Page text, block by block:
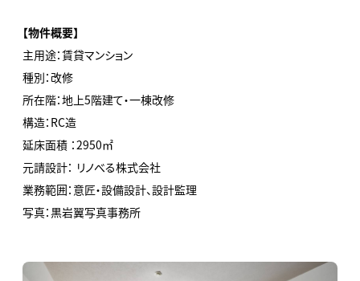
【物件概要】
主用途：賃貸マンション
種別：改修
所在階：地上5階建て・一棟改修
構造：RC造
延床面積 ：2950㎡
元請設計： リノべる株式会社
業務範囲：意匠・設備設計、設計監理
写真：黒岩翼写真事務所